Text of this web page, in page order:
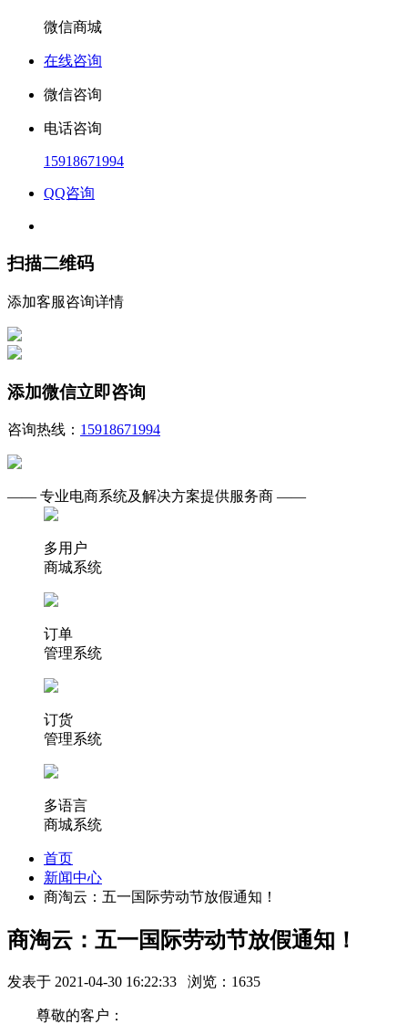
微信商城
在线咨询
微信咨询
电话咨询
15918671994
QQ咨询
扫描二维码
添加客服咨询详情
添加微信立即咨询
咨询热线： 15918671994
—— 专业电商系统及解决方案提供服务商 ——
多用户
商城系统
订单
管理系统
订货
管理系统
多语言
商城系统
首页
新闻中心
商淘云：五一国际劳动节放假通知！
商淘云：五一国际劳动节放假通知！
发表于 2021-04-30 16:22:33 浏览：1635
尊敬的客户：